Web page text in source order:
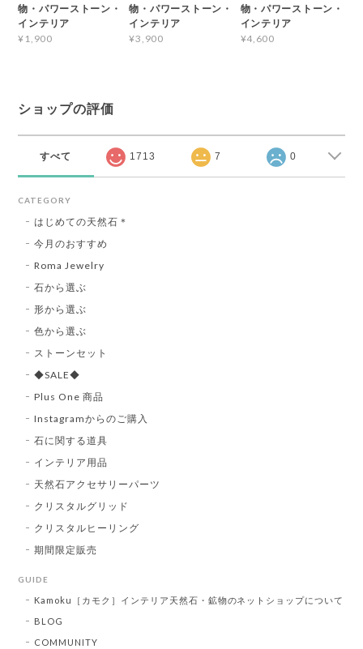
物・パワーストーン・
インテリア
¥1,900
物・パワーストーン・
インテリア
¥3,900
物・パワーストーン・
インテリア
¥4,600
ショップの評価
すべて 1713 7 0
CATEGORY
はじめての天然石＊
今月のおすすめ
Roma Jewelry
石から選ぶ
形から選ぶ
色から選ぶ
ストーンセット
◆SALE◆
Plus One 商品
Instagramからのご購入
石に関する道具
インテリア用品
天然石アクセサリーパーツ
クリスタルグリッド
クリスタルヒーリング
期間限定販売
GUIDE
Kamoku［カモク］インテリア天然石・鉱物のネットショップについて
BLOG
COMMUNITY